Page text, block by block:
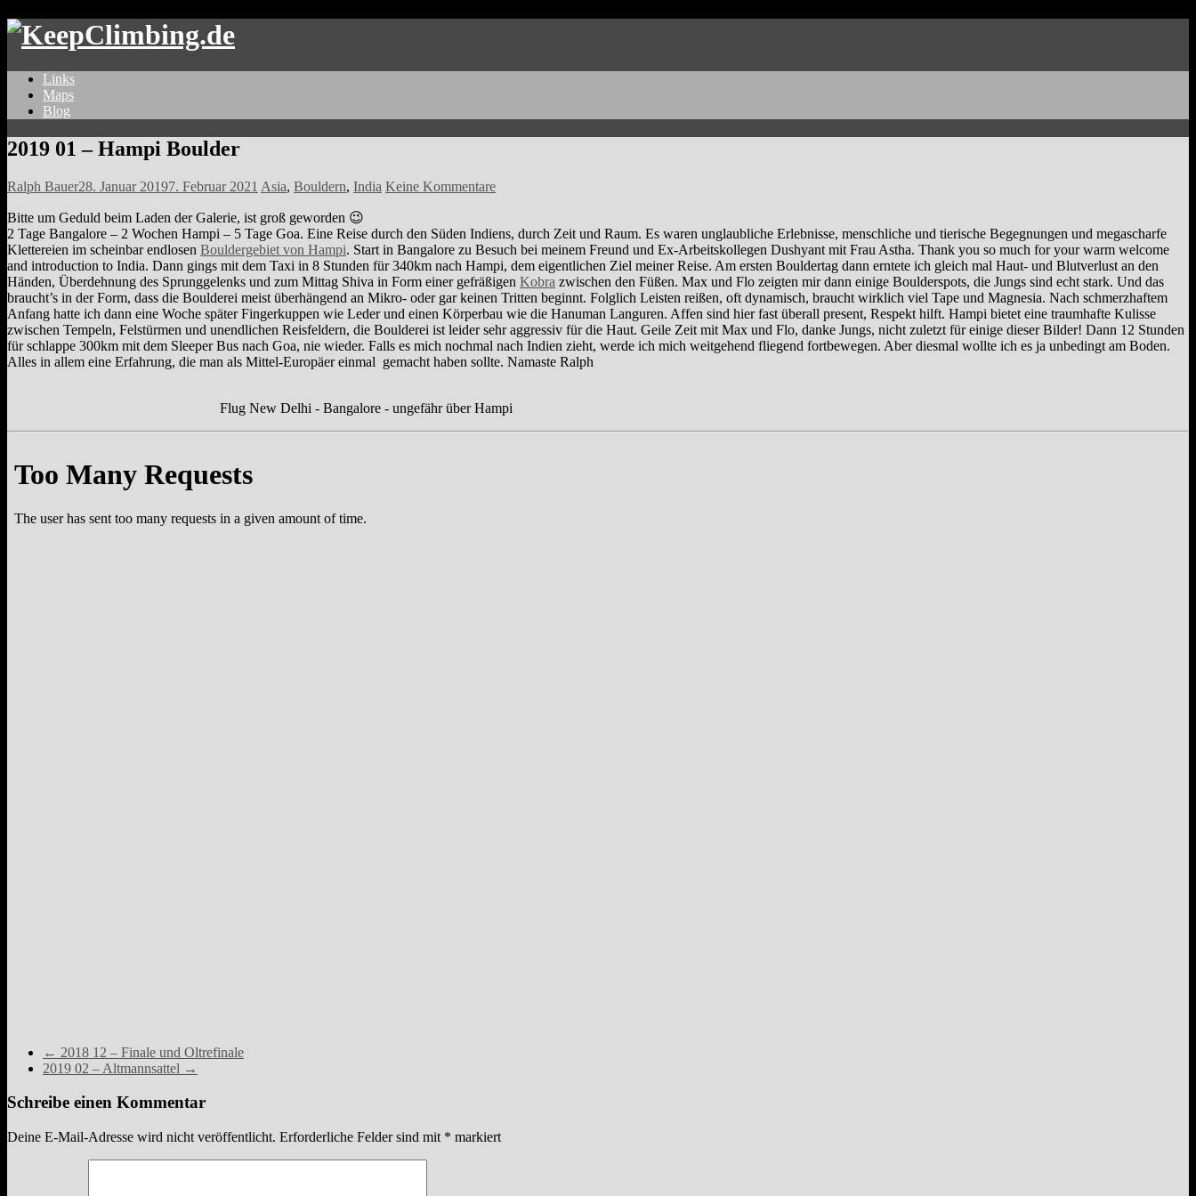
Links
Maps
Blog
2019 01 – Hampi Boulder
Ralph Bauer28. Januar 20197. Februar 2021 Asia, Bouldern, India Keine Kommentare
Bitte um Geduld beim Laden der Galerie, ist groß geworden 😉
2 Tage Bangalore – 2 Wochen Hampi – 5 Tage Goa. Eine Reise durch den Süden Indiens, durch Zeit und Raum. Es waren unglaubliche Erlebnisse, menschliche und tierische Begegnungen und megascharfe
Klettereien im scheinbar endlosen Bouldergebiet von Hampi. Start in Bangalore zu Besuch bei meinem Freund und Ex-Arbeitskollegen Dushyant mit Frau Astha. Thank you so much for your warm welcome
and introduction to India. Dann gings mit dem Taxi in 8 Stunden für 340km nach Hampi, dem eigentlichen Ziel meiner Reise. Am ersten Bouldertag dann erntete ich gleich mal Haut- und Blutverlust an den
Händen, Überdehnung des Sprunggelenks und zum Mittag Shiva in Form einer gefräßigen Kobra zwischen den Füßen. Max und Flo zeigten mir dann einige Boulderspots, die Jungs sind echt stark. Und das
braucht’s in der Form, dass die Boulderei meist überhängend an Mikro- oder gar keinen Tritten beginnt. Folglich Leisten reißen, oft dynamisch, braucht wirklich viel Tape und Magnesia. Nach schmerzhaftem
Anfang hatte ich dann eine Woche später Fingerkuppen wie Leder und einen Körperbau wie die Hanuman Languren. Affen sind hier fast überall present, Respekt hilft. Hampi bietet eine traumhafte Kulisse
zwischen Tempeln, Felstürmen und unendlichen Reisfeldern, die Boulderei ist leider sehr aggressiv für die Haut. Geile Zeit mit Max und Flo, danke Jungs, nicht zuletzt für einige dieser Bilder! Dann 12 Stunden
für schlappe 300km mit dem Sleeper Bus nach Goa, nie wieder. Falls es mich nochmal nach Indien zieht, werde ich mich weitgehend fliegend fortbewegen. Aber diesmal wollte ich es ja unbedingt am Boden.
Alles in allem eine Erfahrung, die man als Mittel-Europäer einmal gemacht haben sollte. Namaste Ralph
Flug New Delhi - Bangalore - ungefähr über Hampi
← 2018 12 – Finale und Oltrefinale
2019 02 – Altmannsattel →
Schreibe einen Kommentar
Deine E-Mail-Adresse wird nicht veröffentlicht. Erforderliche Felder sind mit * markiert